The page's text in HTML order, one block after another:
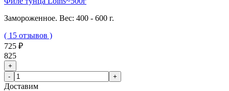
Замороженное. Вес: 400 - 600 г.
( 15 отзывов )
725 ₽
825
+
-
+
Доставим